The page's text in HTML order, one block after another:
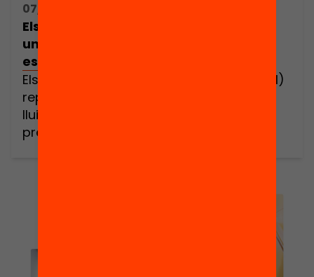
07/03/2024 10:30h - 13:00h
Els programes de Formació i Inserció:
una eina clau contra l’abandonament
escolar als municipis
Els Programes de Formació i Inserció (PFI)
representen una peça fonamental en la
lluita contra l’abandonament escolar
prematur (AEP) a Catalunya. Amb